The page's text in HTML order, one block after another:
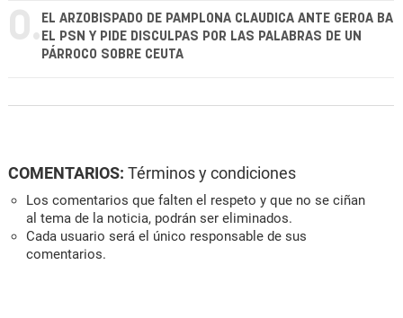
EL ARZOBISPADO DE PAMPLONA CLAUDICA ANTE GEROA BAI
EL PSN Y PIDE DISCULPAS POR LAS PALABRAS DE UN
PÁRROCO SOBRE CEUTA
COMENTARIOS: Términos y condiciones
Los comentarios que falten el respeto y que no se ciñan
al tema de la noticia, podrán ser eliminados.
Cada usuario será el único responsable de sus
comentarios.